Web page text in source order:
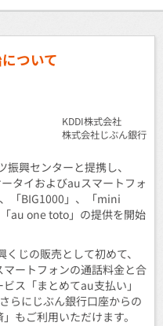
ついて
KDDI株式会社
株式会社じぶん銀行
興センターと提携し、
タイおよびauスマートフォ
「BIG1000」、「mini
au one toto」の提供を開始
じの販売として初めて、
ートフォンの通話料金と合
ス「まとめてau支払い」
らにじぶん銀行口座からの
もご利用いただけます。